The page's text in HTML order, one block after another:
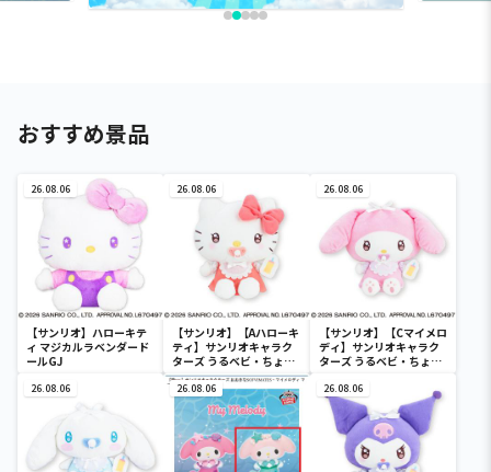
おすすめ景品
26.08.06
【サンリオ】ハローキテ
ィ マジカルラベンダード
ールGJ
26.08.06
【サンリオ】【Aハローキ
ティ】サンリオキャラク
ターズ うるベビ・ちょい
デカドール
26.08.06
【サンリオ】【Cマイメロ
ディ】サンリオキャラク
ターズ うるベビ・ちょい
26.08.06 26.08.06 26.08.06